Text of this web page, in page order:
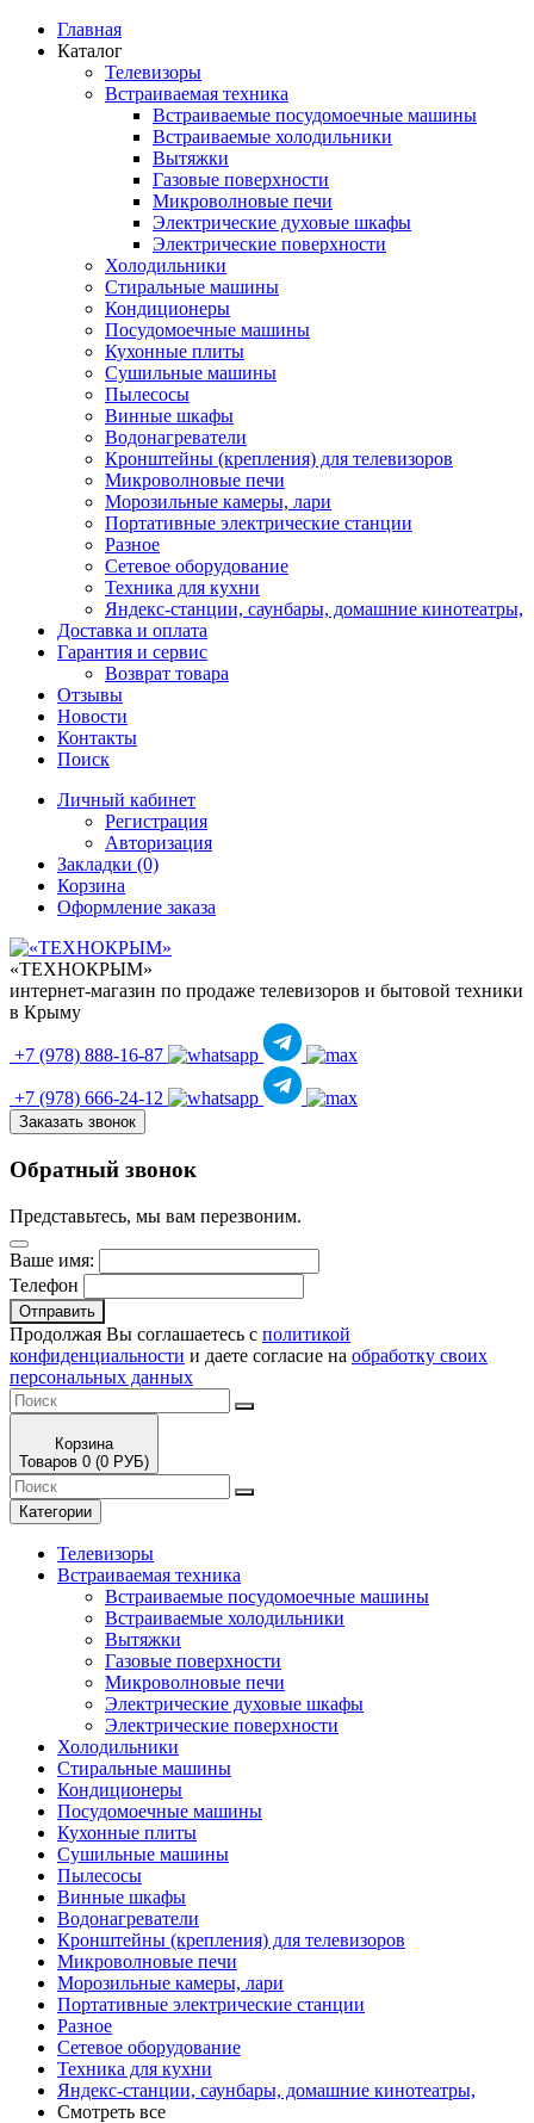
Главная
Каталог
Телевизоры
Встраиваемая техника
Встраиваемые посудомоечные машины
Встраиваемые холодильники
Вытяжки
Газовые поверхности
Микроволновые печи
Электрические духовые шкафы
Электрические поверхности
Холодильники
Стиральные машины
Кондиционеры
Посудомоечные машины
Кухонные плиты
Сушильные машины
Пылесосы
Винные шкафы
Водонагреватели
Кронштейны (крепления) для телевизоров
Микроволновые печи
Морозильные камеры, лари
Портативные электрические станции
Разное
Сетевое оборудование
Техника для кухни
Яндекс-станции, саунбары, домашние кинотеатры,
Доставка и оплата
Гарантия и сервис
Возврат товара
Отзывы
Новости
Контакты
Поиск
Личный кабинет
Регистрация
Авторизация
Закладки (0)
Корзина
Оформление заказа
«ТЕХНОКРЫМ»
интернет-магазин по продаже телевизоров и бытовой техники
в Крыму
+7 (978) 888-16-87
+7 (978) 666-24-12
Заказать звонок
Обратный звонок
Представьтесь, мы вам перезвоним.
Ваше имя:
Телефон
Отправить
Продолжая Вы соглашаетесь с политикой
конфиденциальности и даете согласие на обработку своих
персональных данных
Корзина
Товаров 0 (0 РУБ)
Категории
Телевизоры
Встраиваемая техника
Встраиваемые посудомоечные машины
Встраиваемые холодильники
Вытяжки
Газовые поверхности
Микроволновые печи
Электрические духовые шкафы
Электрические поверхности
Холодильники
Стиральные машины
Кондиционеры
Посудомоечные машины
Кухонные плиты
Сушильные машины
Пылесосы
Винные шкафы
Водонагреватели
Кронштейны (крепления) для телевизоров
Микроволновые печи
Морозильные камеры, лари
Портативные электрические станции
Разное
Сетевое оборудование
Техника для кухни
Яндекс-станции, саунбары, домашние кинотеатры,
Смотреть все